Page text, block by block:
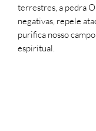
terrestres, a pedra
negativas, repele
purifica nosso
espiritual.